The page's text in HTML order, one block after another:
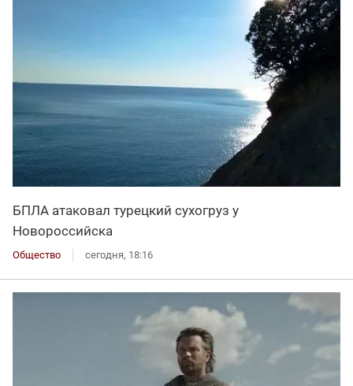
БПЛА атаковал турецкий сухогруз у
Новороссийска
Общество сегодня, 18:16